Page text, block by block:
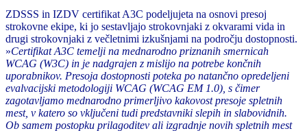
ZDSSS in IZDV certifikat A3C podeljujeta na osnovi presoj
strokovne ekipe, ki jo sestavljajo strokovnjaki z okvarami vida in
drugi strokovnjaki z večletnimi izkušnjami na področju dostopnosti.
»Certifikat A3C temelji na mednarodno priznanih smernicah
WCAG (W3C) in je nadgrajen z mislijo na potrebe končnih
uporabnikov. Presoja dostopnosti poteka po natančno opredeljeni
evalvacijski metodologiji WCAG (WCAG EM 1.0), s čimer
zagotavljamo mednarodno primerljivo kakovost presoje spletnih
mest, v katero so vključeni tudi predstavniki slepih in slabovidnih.
Ob samem postopku prilagoditev ali izgradnje novih spletnih mest